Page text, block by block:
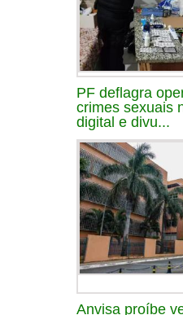
PF deflagra
crimes sexuais
digital e divu...
Anvisa proíbe